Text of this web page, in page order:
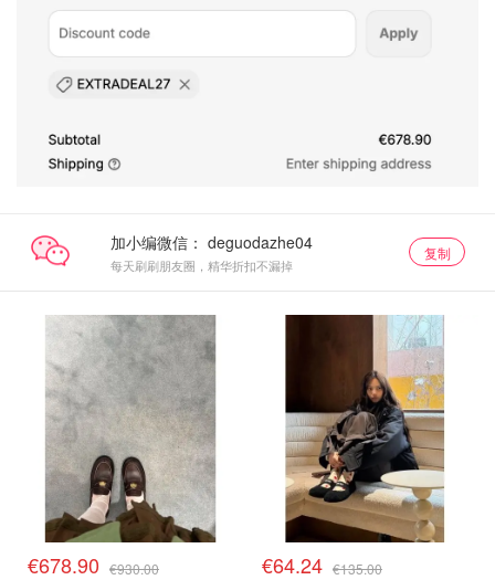
加小编微信：
每天刷刷朋友圈，精华折扣不漏掉
复制
€678.90 €930.00 €64.24 €135.00